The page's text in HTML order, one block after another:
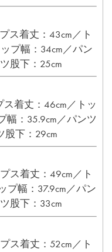
ス着丈：43cm／ト
プ幅：34cm／パン
股下：25cm
ス着丈：46cm／トッ
幅：35.9cm／パンツ
股下：29cm
ス着丈：49cm／ト
プ幅：37.9cm／パン
股下：33cm
ス着丈：52cm／ト